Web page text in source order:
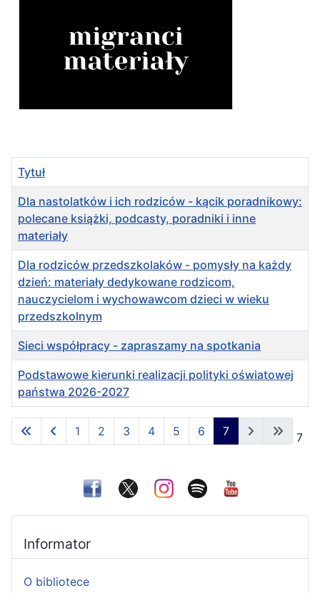
Informator
O bibliotece
Spis artykułów
Tytuł
Dla nastolatków i ich rodziców - kącik poradnikowy:
polecane książki, podcasty, poradniki i inne
materiały
Dla rodziców przedszkolaków - pomysły na każdy
dzień: materiały dedykowane rodzicom,
nauczycielom i wychowawcom dzieci w wieku
przedszkolnym
Sieci współpracy - zapraszamy na spotkania
Podstawowe kierunki realizacji polityki oświatowej
państwa 2026-2027
Strona 7 z 7
1 2 3 4 5 6 7